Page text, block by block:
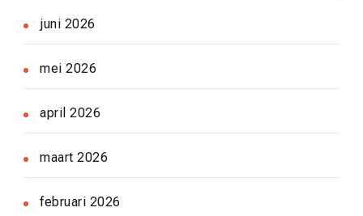
juni 2026
mei 2026
april 2026
maart 2026
februari 2026